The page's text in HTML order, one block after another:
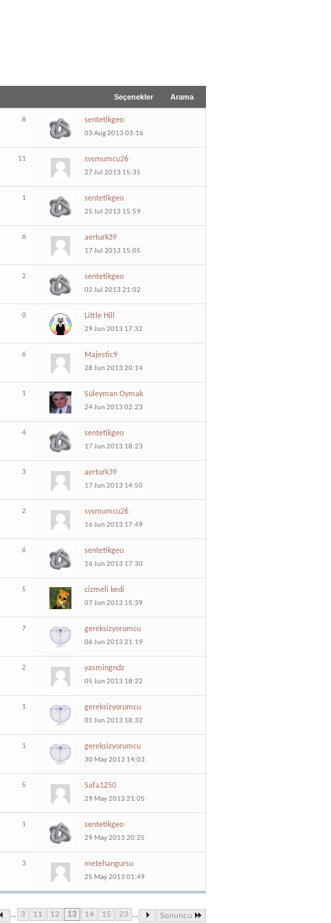
Seçenekler Arama
8 sentetikgeo
03 Aug 2013 03:16
11 svsmumcu26
27 Jul 2013 15:35
1 sentetikgeo
25 Jul 2013 15:59
6 aerturk39
17 Jul 2013 15:05
2 sentetikgeo
02 Jul 2013 21:02
0 Little Hill
29 Jun 2013 17:32
6 Majestic9
28 Jun 2013 20:14
1 Süleyman Oymak
24 Jun 2013 02:23
4 sentetikgeo
17 Jun 2013 18:23
3 aerturk39
17 Jun 2013 14:50
2 svsmumcu26
16 Jun 2013 17:49
6 sentetikgeo
16 Jun 2013 17:30
5 cizmeli kedi
07 Jun 2013 15:39
7 gereksizyorumcu
06 Jun 2013 21:19
2 yasmingndz
05 Jun 2013 18:22
1 gereksizyorumcu
01 Jun 2013 18:32
1 gereksizyorumcu
30 May 2013 14:03
5 Safa1250
29 May 2013 21:05
1 sentetikgeo
29 May 2013 20:25
3 metehangursu
25 May 2013 01:49
... 3 11 12 13 14 15 23 ... Sonuncu